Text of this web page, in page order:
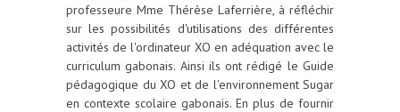
professeure Mme Thérèse Laferrière, à réfléchir
sur les possibilités d'utilisations des différentes
activités de l'ordinateur XO en adéquation avec le
curriculum gabonais. Ainsi ils ont rédigé le Guide
pédagogique du XO et de l'environnement Sugar
en contexte scolaire gabonais. En plus de fournir